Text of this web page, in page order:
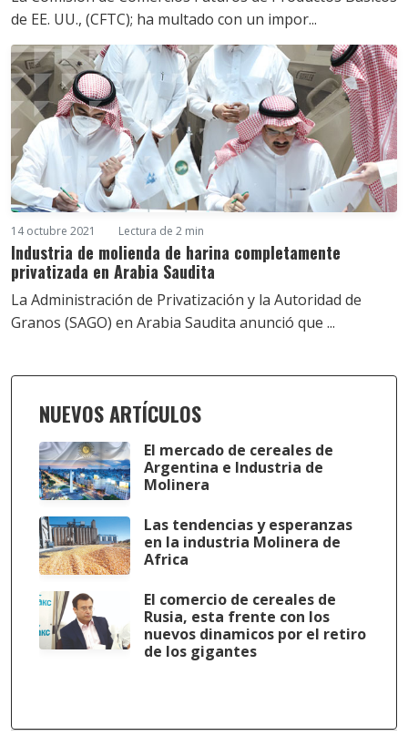
de EE. UU., (CFTC); ha multado con un impor...
14 octubre 2021 Lectura de 2 min
Industria de molienda de harina completamente
privatizada en Arabia Saudita
La Administración de Privatización y la Autoridad de
Granos (SAGO) en Arabia Saudita anunció que ...
NUEVOS ARTÍCULOS
El mercado de cereales de
Argentina e Industria de
Molinera
Las tendencias y esperanzas
en la industria Molinera de
Africa
El comercio de cereales de
Rusia, esta frente con los
nuevos dinamicos por el retiro
de los gigantes